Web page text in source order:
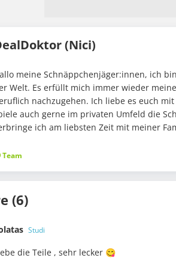
(Nici)
meine Schnäppchenjäger:innen, ich
Welt. Es erfüllt mich immer wieder
nachzugehen. Ich liebe es euch
auch gerne im privaten Umfeld die
ich am liebsten Zeit mit meiner
Team
(6)
Studi
die Teile , sehr lecker 😋